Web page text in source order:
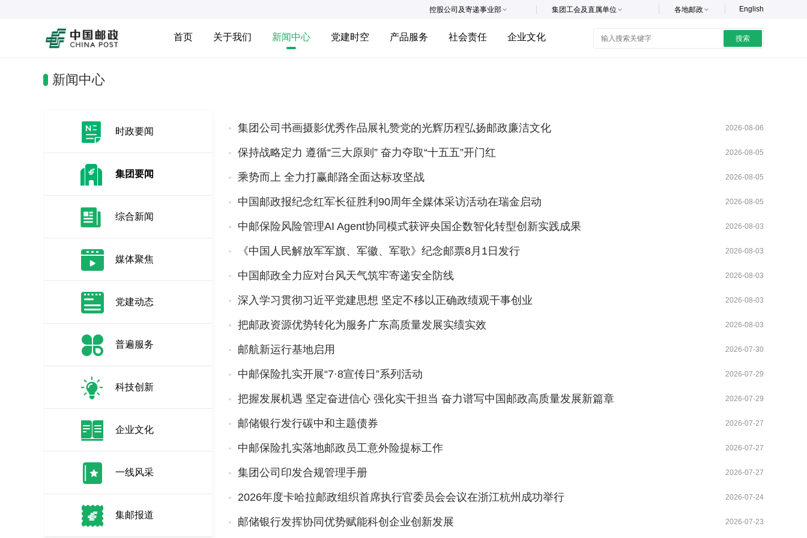
English
各地邮政
集团工会及直属单位
控股公司及寄递事业部
首页 关于我们 新闻中心 党建时空 产品服务 社会责任 企业文化 搜索
新闻中心
时政要闻
集团要闻
综合新闻
媒体聚焦
党建动态
普遍服务
科技创新
企业文化
一线风采
集邮报道
集团公司书画摄影优秀作品展礼赞党的光辉历程弘扬邮政廉洁文化 2026-08-06
保持战略定力 遵循“三大原则” 奋力夺取“十五五”开门红 2026-08-05
乘势而上 全力打赢邮路全面达标攻坚战 2026-08-05
中国邮政报纪念红军长征胜利90周年全媒体采访活动在瑞金启动 2026-08-05
中邮保险风险管理AI Agent协同模式获评央国企数智化转型创新实践成果 2026-08-03
《中国人民解放军军旗、军徽、军歌》纪念邮票8月1日发行 2026-08-03
中国邮政全力应对台风天气筑牢寄递安全防线 2026-08-03
深入学习贯彻习近平党建思想 坚定不移以正确政绩观干事创业 2026-08-03
把邮政资源优势转化为服务广东高质量发展实绩实效 2026-08-03
邮航新运行基地启用 2026-07-30
中邮保险扎实开展“7·8宣传日”系列活动 2026-07-29
把握发展机遇 坚定奋进信心 强化实干担当 奋力谱写中国邮政高质量发展新篇章 2026-07-29
邮储银行发行碳中和主题债券 2026-07-27
中邮保险扎实落地邮政员工意外险提标工作 2026-07-27
集团公司印发合规管理手册 2026-07-27
2026年度卡哈拉邮政组织首席执行官委员会会议在浙江杭州成功举行 2026-07-24
邮储银行发挥协同优势赋能科创企业创新发展 2026-07-23